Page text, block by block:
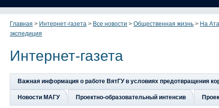
Главная > Интернет-газета > Все новости > Общественная жизнь > На
экспедиция
Интернет-газета
Важная информация о работе ВятГУ в условиях предотвращения
Новости МАГУ Проектно-образовательный интенсив